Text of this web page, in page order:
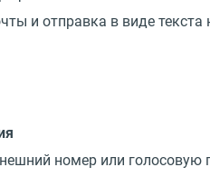
и отправка в виде
номер или голосовую